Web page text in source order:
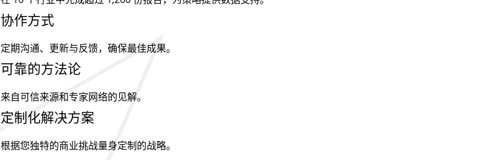
协作方式
定期沟通、更新与反馈，确保最佳成果。
可靠的方法论
来自可信来源和专家网络的见解。
定制化解决方案
根据您独特的商业挑战量身定制的战略。